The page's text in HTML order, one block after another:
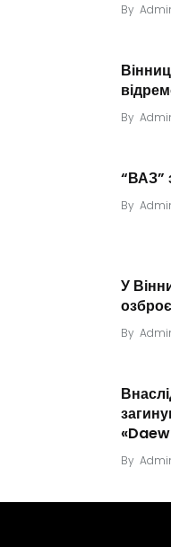
By
By
“ВАЗ”
By
У
By
By